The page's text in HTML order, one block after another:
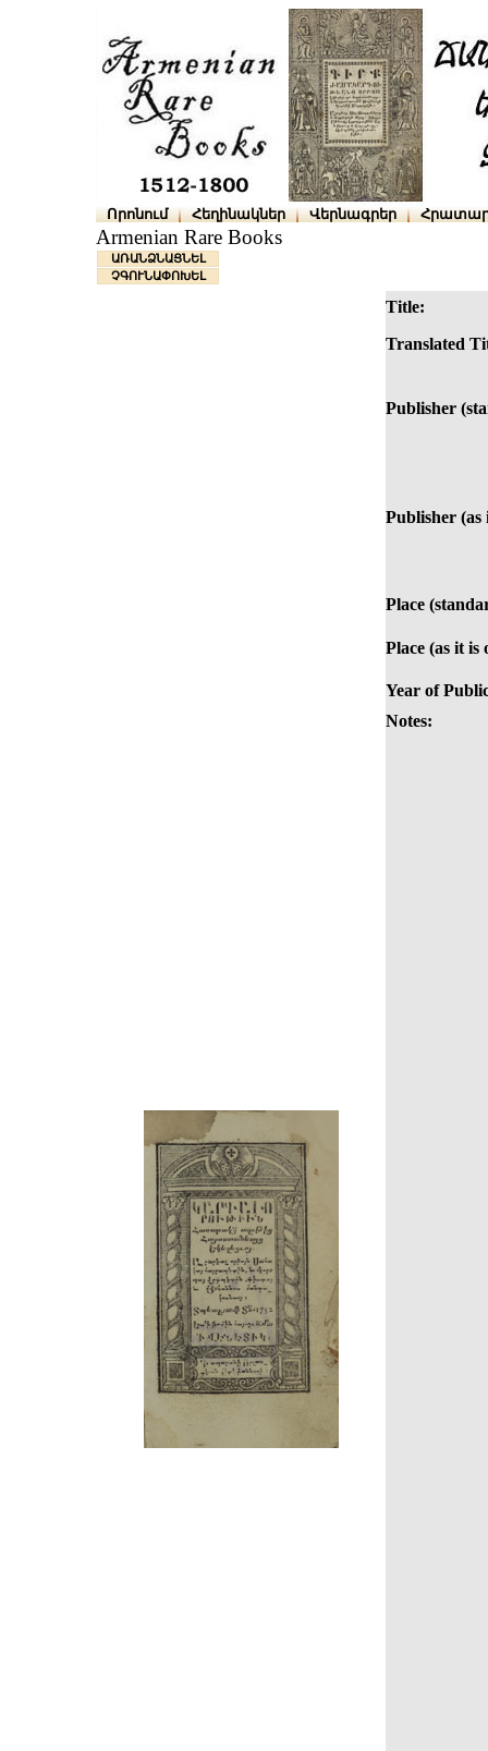
Որոնում Հեղինակներ Վերնագրեր
Armenian Rare Books
ԱՌԱՆՁՆԱՑՆԵԼ
ՉԳՈՒՆԱՓՈԽԵԼ
Title:
Translated
Publisher
Publisher (as
Place
Place (as it is
Year of
Notes: